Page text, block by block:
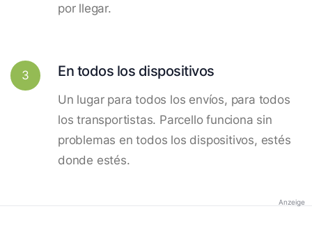
por llegar.
3 En todos los dispositivos
Un lugar para todos los envíos, para todos
los transportistas. Parcello funciona sin
problemas en todos los dispositivos, estés
donde estés.
Anzeige